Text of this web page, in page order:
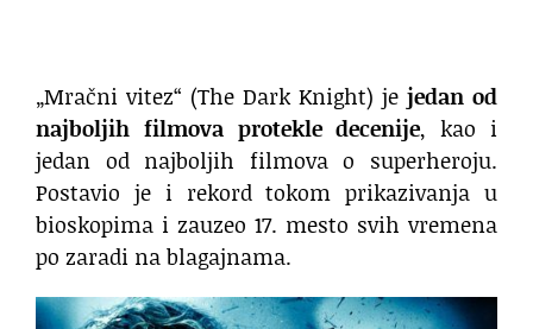
„Mračni vitez“ (The Dark Knight) je jedan od
najboljih filmova protekle decenije, kao i
jedan od najboljih filmova o superheroju.
Postavio je i rekord tokom prikazivanja u
bioskopima i zauzeo 17. mesto svih vremena
po zaradi na blagajnama.